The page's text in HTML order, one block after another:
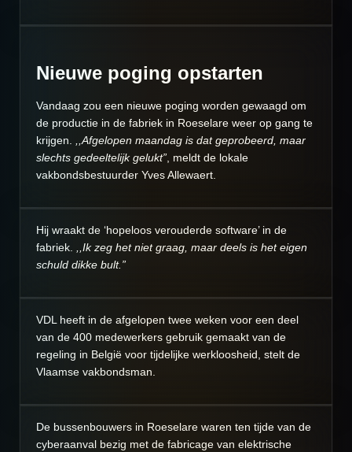
Nieuwe poging opstarten
Vandaag zou een nieuwe poging worden gewaagd om
de productie in de fabriek in Roeselare weer op gang te
krijgen. ,,Afgelopen maandag is dat geprobeerd, maar
slechts gedeeltelijk gelukt”, meldt de lokale
vakbondsbestuurder Yves Allewaert.
Hij wraakt de ‘hopeloos verouderde software’ in de
fabriek. ,,Ik zeg het niet graag, maar deels is het eigen
schuld dikke bult.”
VDL heeft in de afgelopen twee weken voor een deel
van de 400 medewerkers gebruik gemaakt van de
regeling in België voor tijdelijke werkloosheid, stelt de
Vlaamse vakbondsman.
De bussenbouwers in Roeselare waren ten tijde van de
cyberaanval bezig met de fabricage van elektrische